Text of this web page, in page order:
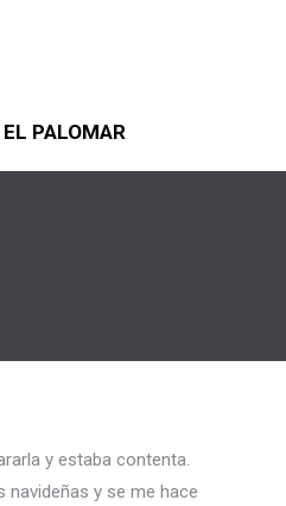
PALOMAR
y estaba contenta.
navideñas y se me hace